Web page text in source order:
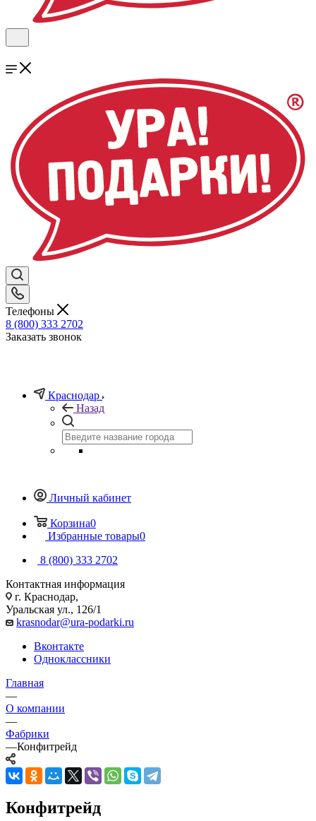
Телефоны
8 (800) 333 2702
Заказать звонок
Краснодар
Назад
Личный кабинет
Корзина0
Избранные товары0
8 (800) 333 2702
Контактная информация
г. Краснодар,
Уральская ул., 126/1
krasnodar@ura-podarki.ru
Вконтакте
Одноклассники
Главная
—
О компании
—
Фабрики
—Конфитрейд
Конфитрейд